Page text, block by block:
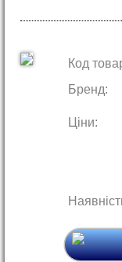
Код
Бренд:
Ціни: